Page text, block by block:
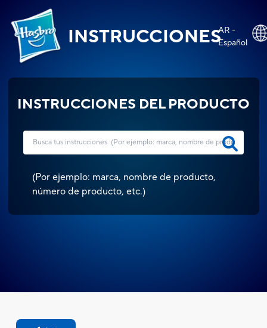
INSTRUCCIONESAR -
Español
INSTRUCCIONES DEL PRODUCTO
(Por ejemplo: marca, nombre de producto,
número de producto, etc.)